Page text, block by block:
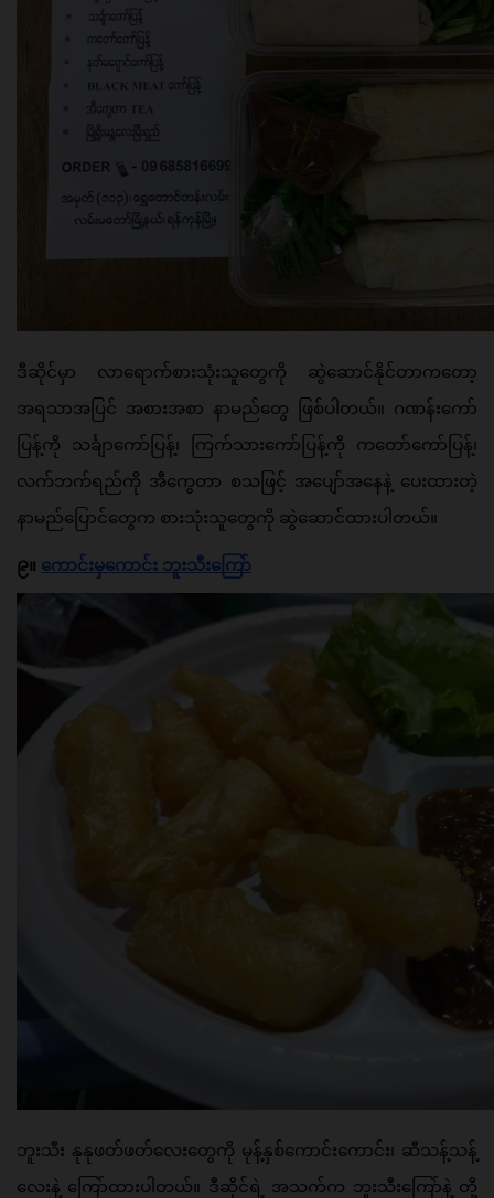
ဒီဆိုင်မှာ လာရောက်စားသုံးသူတွေကို ဆွဲဆောင်နိုင်တာကတော့
အရသာအပြင် အစားအစာ နာမည်တွေ ဖြစ်ပါတယ်။ ဂဏန်းကော်
ပြန့်ကို သင်္ချာကော်ပြန့်၊ ကြက်သားကော်ပြန့်ကို ကတော်ကော်ပြန့်၊
လက်ဘက်ရည်ကို အီကွေတာ စသဖြင့် အပျော်အနေနဲ့ ပေးထားတဲ့
နာမည်ပြောင်တွေက စားသုံးသူတွေကို ဆွဲဆောင်ထားပါတယ်။
၉။ ကောင်းမှကောင်း ဘူးသီးကြော်
ဘူးသီး နုနုဖတ်ဖတ်လေးတွေကို မုန့်နှစ်ကောင်းကောင်း၊ ဆီသန့်သန့်
လေးနဲ့ ကြော်ထားပါတယ်။ ဒီဆိုင်ရဲ့ အသက်က ဘူးသီးကြော်နဲ့ တို့